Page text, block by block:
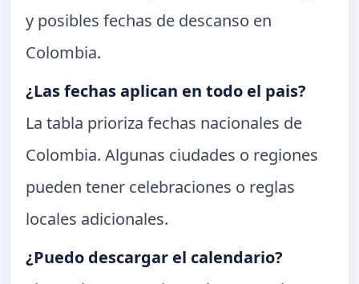
y posibles fechas de descanso en
Colombia.
¿Las fechas aplican en todo el pais?
La tabla prioriza fechas nacionales de
Colombia. Algunas ciudades o regiones
pueden tener celebraciones o reglas
locales adicionales.
¿Puedo descargar el calendario?